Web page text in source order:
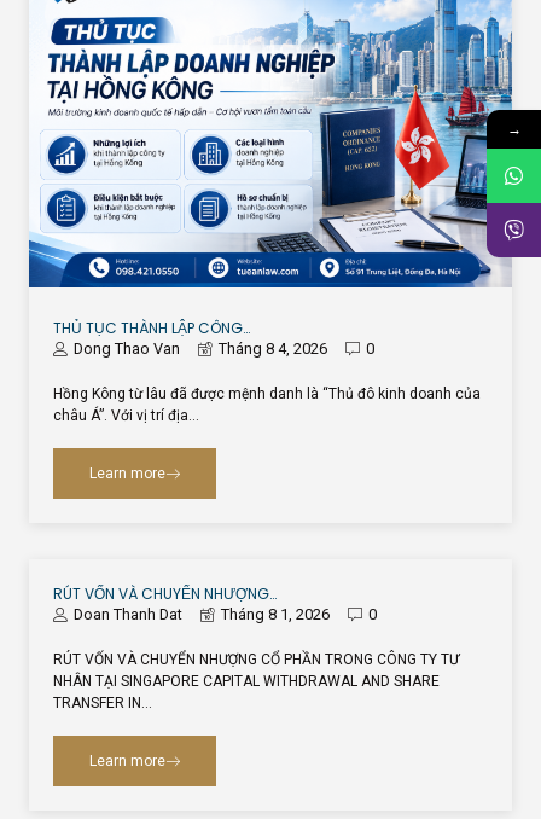
THỦ TỤC THÀNH LẬP CÔNG…
Dong Thao Van Tháng 8 4, 2026 0
Hồng Kông từ lâu đã được mệnh danh là “Thủ đô kinh doanh của
châu Á”. Với vị trí địa…
Learn more
RÚT VỐN VÀ CHUYỂN NHƯỢNG…
Doan Thanh Dat Tháng 8 1, 2026 0
RÚT VỐN VÀ CHUYỂN NHƯỢNG CỔ PHẦN TRONG CÔNG TY TƯ
NHÂN TẠI SINGAPORE CAPITAL WITHDRAWAL AND SHARE
TRANSFER IN…
Learn more
→